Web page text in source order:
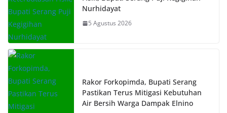
Nurhidayat
5 Agustus 2026
Rakor Forkopimda, Bupati Serang
Pastikan Terus Mitigasi Kebutuhan
Air Bersih Warga Dampak Elnino